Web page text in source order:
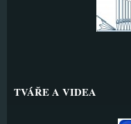
TVÁŘE A VIDEA